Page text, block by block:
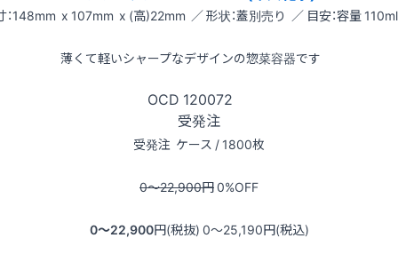
：148mm x 107mm x (高)22mm ／ 形状：蓋別売り ／ 目安：容量 110ml
薄くて軽いシャープなデザインの惣菜容器です
OCD 120072
受発注
受発注 ケース / 1800枚
0〜22,900円0%OFF
0〜22,900円(税抜) 0〜25,190円(税込)